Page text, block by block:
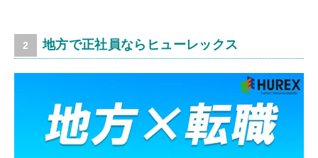
地方で正社員ならヒューレックス